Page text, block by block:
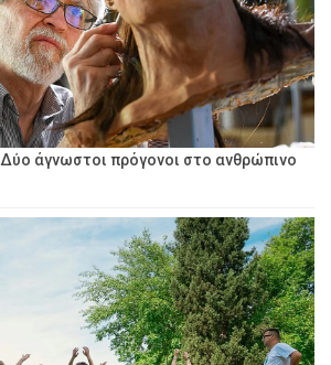
άγνωστοι πρόγονοι στο ανθρώπινο